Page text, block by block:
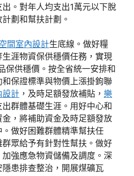
。對年人均支出1萬元以下脫
劃和幫扶計劃。
間室內設計生底線。做好糧
涯物資保供穩價任務，實現
保供穩價。按全省統一安排和
保證標準與物價上漲掛鉤聯
設計 ，及時足額發放補貼， 樂
群體基礎生涯。用好中心和
，將補助資金及時足額發放
做好困難群體精準幫扶任
眾給予有針對性幫扶。做好
強應急物資儲備及調度。深
患排查整治，開展煤礦瓦